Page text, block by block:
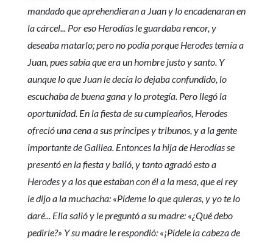
mandado que aprehendieran a Juan y lo encadenaran en
la cárcel... Por eso Herodías le guardaba rencor, y
deseaba matarlo; pero no podía porque Herodes temía a
Juan, pues sabía que era un hombre justo y santo. Y
aunque lo que Juan le decía lo dejaba confundido, lo
escuchaba de buena gana y lo protegía. Pero llegó la
oportunidad. En la fiesta de su cumpleaños, Herodes
ofreció una cena a sus príncipes y tribunos, y a la gente
importante de Galilea. Entonces la hija de Herodías se
presentó en la fiesta y bailó, y tanto agradó esto a
Herodes y a los que estaban con él a la mesa, que el rey
le dijo a la muchacha: «Pídeme lo que quieras, y yo te lo
daré... Ella salió y le preguntó a su madre: «¿Qué debo
pedirle?» Y su madre le respondió: «¡Pídele la cabeza de